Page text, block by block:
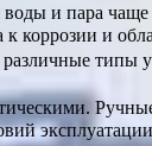
и пара
к коррозии и